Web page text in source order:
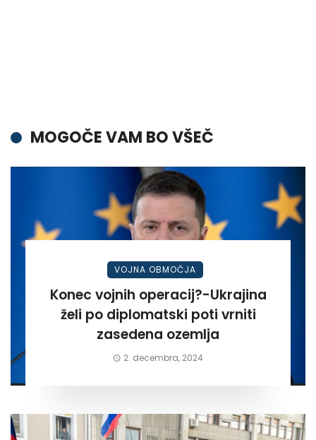
MOGOČE VAM BO VŠEČ
VOJNA OBMOČJA
Konec vojnih operacij?-Ukrajina
želi po diplomatski poti vrniti
zasedena ozemlja
2. decembra, 2024